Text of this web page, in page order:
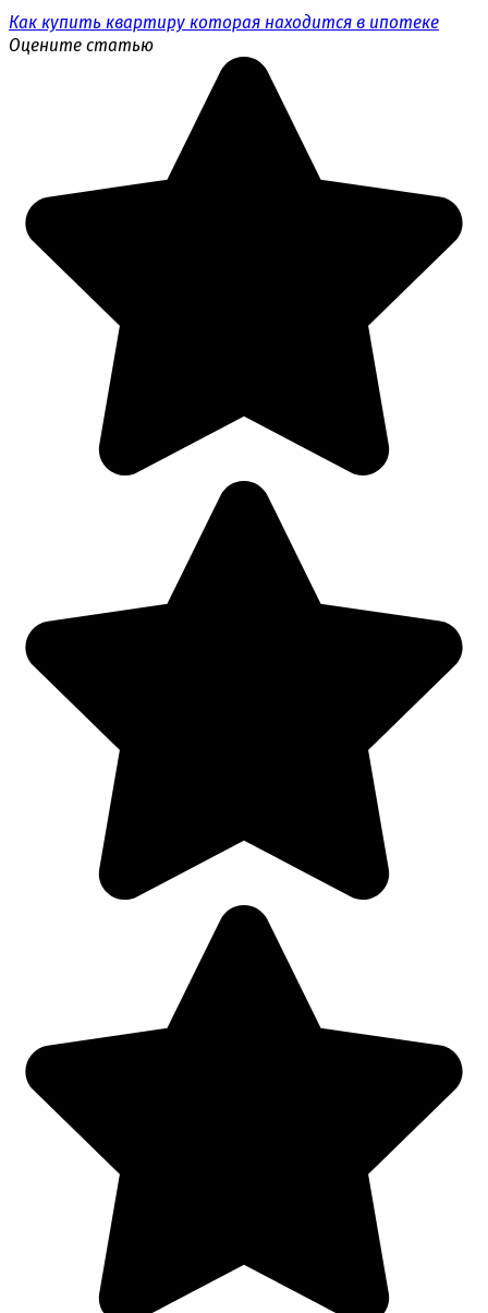
Как купить квартиру которая находится в ипотеке
Оцените статью